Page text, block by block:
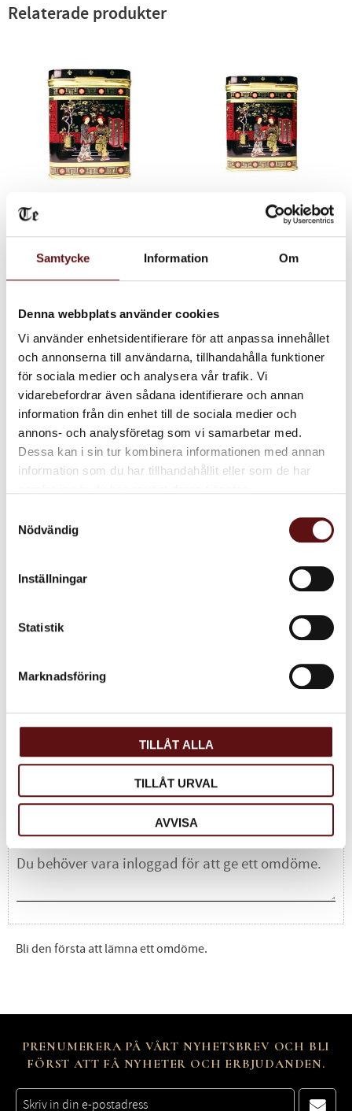
Samtycke Information Om
Denna webbplats använder cookies
Vi använder enhetsidentifierare för att anpassa innehållet
och annonserna till användarna, tillhandahålla funktioner
för sociala medier och analysera vår trafik. Vi
vidarebefordrar även sådana identifierare och annan
information från din enhet till de sociala medier och
annons- och analysföretag som vi samarbetar med.
Dessa kan i sin tur kombinera informationen med annan
information som du har tillhandahållit eller som de har
Nödvändig
Inställningar
Statistik
Marknadsföring
TILLÅT ALLA
TILLÅT URVAL
AVVISA
Relaterade produkter
Burk Klassisk svart,
200 gr.
90
Lägg till i favoriter INFO
Burk Klassisk
Japansk svart, 100
Plåtburk, 100 gr.
75
Lägg till i favoriter
Midnattsblomma,
80
Lägg till i favoriter
Dela med dig
Facebook
TwitterLinkedIn
Omdömen
Bli den första att lämna ett omdöme.
PRENUMERERA PÅ VÅRT NYHETSBREV OCH BLI
FÖRST ATT FÅ NYHETER OCH ERBJUDANDEN.